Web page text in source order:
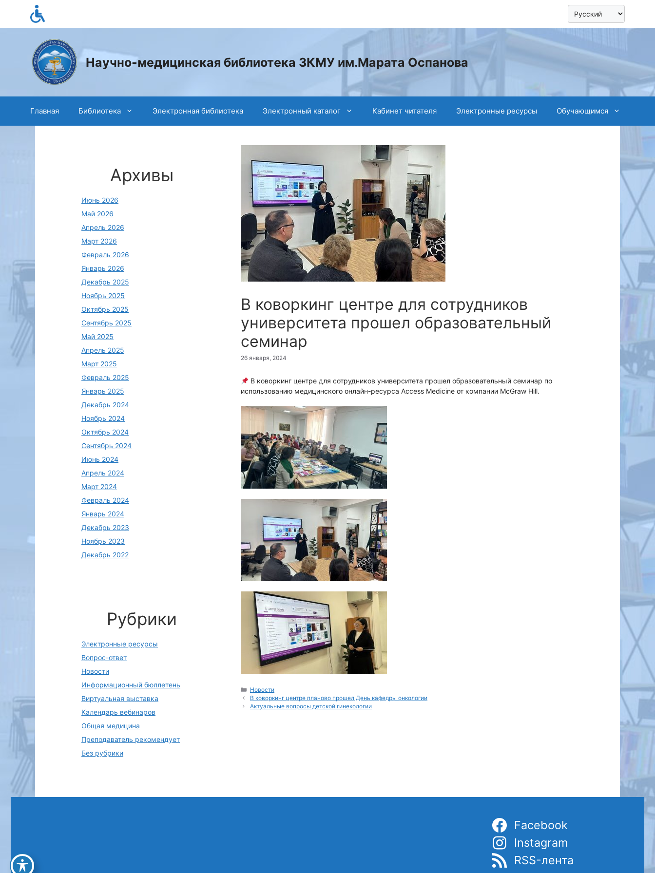
содержимому
Научно-медицинская библиотека ЗКМУ им.Марата Оспанова
Главная Библиотека Электронная библиотека Электронный каталог Кабинет читателя Электронные ресурсы Обучающимся
В коворкинг центре для сотрудников
университета прошел образовательный
семинар
26 января, 2024
В коворкинг центре для сотрудников университета прошел образовательный семинар по
использованию медицинского онлайн-ресурса Access Medicine от компании McGraw Hill.
Рубрики
Новости
В коворкинг центре планово прошел День кафедры онкологии
Актуальные вопросы детской гинекологии
Архивы
Июнь 2026
Май 2026
Апрель 2026
Март 2026
Февраль 2026
Январь 2026
Декабрь 2025
Ноябрь 2025
Октябрь 2025
Сентябрь 2025
Май 2025
Апрель 2025
Март 2025
Февраль 2025
Январь 2025
Декабрь 2024
Ноябрь 2024
Октябрь 2024
Сентябрь 2024
Июнь 2024
Апрель 2024
Март 2024
Февраль 2024
Январь 2024
Декабрь 2023
Ноябрь 2023
Декабрь 2022
Рубрики
Электронные ресурсы
Вопрос-ответ
Новости
Информационный бюллетень
Виртуальная выставка
Календарь вебинаров
Общая медицина
Преподаватель рекомендует
Без рубрики
Facebook
Instagram
RSS-лента